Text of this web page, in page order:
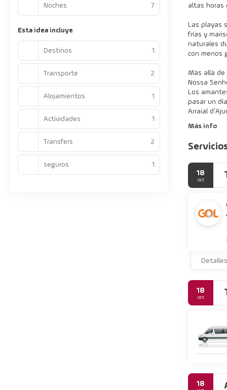
altas horas
Las playas
frías y
naturales
con menos
Más allá de
Nossa
Los
pasar un
Arraial
Más info
18
oct
Detalles
18
oct
18
Noches 7
Esta idea incluye
Destinos 1
Transporte 2
Alojamientos 1
Actividades 1
Transfers 2
seguros 1